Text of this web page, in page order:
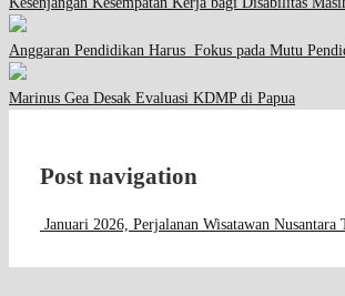
Anggaran Pendidikan Harus Fokus pada Mutu
Marinus Gea Desak Evaluasi KDMP di Papua
Post navigation
Januari 2026, Perjalanan Wisatawan Nusantara